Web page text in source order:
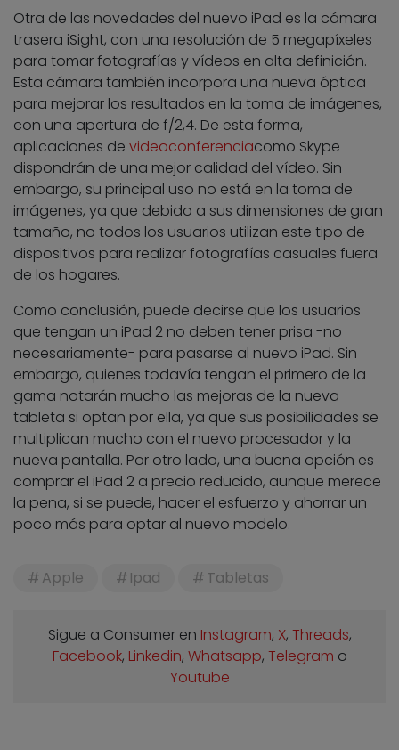
Otra de las novedades del nuevo iPad es la cámara
trasera iSight, con una resolución de 5 megapíxeles
para tomar fotografías y vídeos en alta definición.
Esta cámara también incorpora una nueva óptica
para mejorar los resultados en la toma de imágenes,
con una apertura de f/2,4. De esta forma,
aplicaciones de videoconferenciacomo Skype
dispondrán de una mejor calidad del vídeo. Sin
embargo, su principal uso no está en la toma de
imágenes, ya que debido a sus dimensiones de gran
tamaño, no todos los usuarios utilizan este tipo de
dispositivos para realizar fotografías casuales fuera
de los hogares.
Como conclusión, puede decirse que los usuarios
que tengan un iPad 2 no deben tener prisa -no
necesariamente- para pasarse al nuevo iPad. Sin
embargo, quienes todavía tengan el primero de la
gama notarán mucho las mejoras de la nueva
tableta si optan por ella, ya que sus posibilidades se
multiplican mucho con el nuevo procesador y la
nueva pantalla. Por otro lado, una buena opción es
comprar el iPad 2 a precio reducido, aunque merece
la pena, si se puede, hacer el esfuerzo y ahorrar un
poco más para optar al nuevo modelo.
Apple Ipad Tabletas
Sigue a Consumer en Instagram, X, Threads,
Facebook, Linkedin, Whatsapp, Telegram o
Youtube